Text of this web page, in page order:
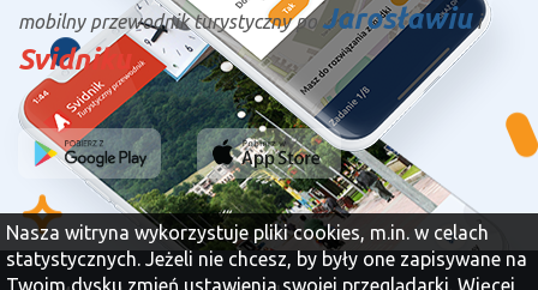
mobilny przewodnik turystyczny poJarosławiui
Svidniku
Nasza witryna wykorzystuje pliki cookies, m.in. w celach
statystycznych. Jeżeli nie chcesz, by były one zapisywane na
Twoim dysku zmień ustawienia swojej przeglądarki. Więcej